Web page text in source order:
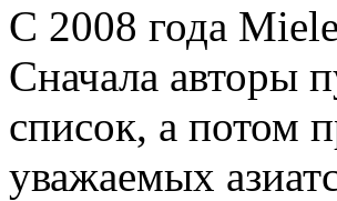
С 2008 года
Сначала авторы
список, а потом
уважаемых